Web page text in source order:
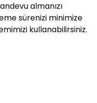
almanızı
sürenizi minimize
kullanabilirsiniz.